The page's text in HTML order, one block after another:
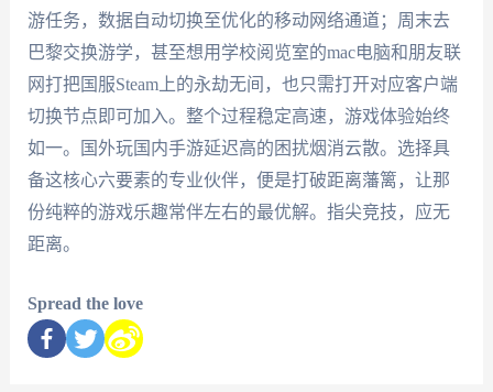
游任务，数据自动切换至优化的移动网络通道；周末去
巴黎交换游学，甚至想用学校阅览室的mac电脑和朋友联
网打把国服Steam上的永劫无间，也只需打开对应客户端
切换节点即可加入。整个过程稳定高速，游戏体验始终
如一。国外玩国内手游延迟高的困扰烟消云散。选择具
备这核心六要素的专业伙伴，便是打破距离藩篱，让那
份纯粹的游戏乐趣常伴左右的最优解。指尖竞技，应无
距离。
Spread the love